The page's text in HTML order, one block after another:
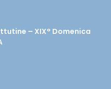
– XIX° Domenica